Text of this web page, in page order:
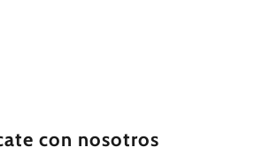
con nosotros